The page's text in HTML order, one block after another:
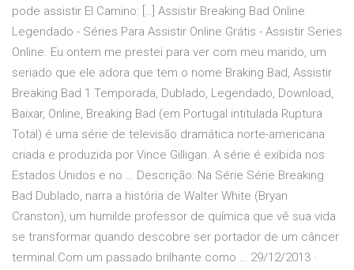
pode assistir El Camino: […] Assistir Breaking Bad Online
Legendado - Séries Para Assistir Online Grátis - Assistir Series
Online. Eu ontem me prestei para ver com meu marido, um
seriado que ele adora que tem o nome Braking Bad, Assistir
Breaking Bad 1 Temporada, Dublado, Legendado, Download,
Baixar, Online, Breaking Bad (em Portugal intitulada Ruptura
Total) é uma série de televisão dramática norte-americana
criada e produzida por Vince Gilligan. A série é exibida nos
Estados Unidos e no … Descrição: Na Série Série Breaking
Bad Dublado, narra a história de Walter White (Bryan
Cranston), um humilde professor de química que vê sua vida
se transformar quando descobre ser portador de um câncer
terminal.Com um passado brilhante como … 29/12/2013 ·